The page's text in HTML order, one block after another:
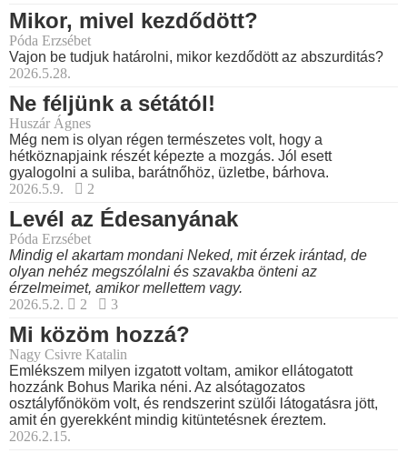
Mikor, mivel kezdődött?
Póda Erzsébet
Vajon be tudjuk határolni, mikor kezdődött az abszurditás?
2026.5.28.
Ne féljünk a sétától!
Huszár Ágnes
Még nem is olyan régen természetes volt, hogy a
hétköznapjaink részét képezte a mozgás. Jól esett
gyalogolni a suliba, barátnőhöz, üzletbe, bárhova.
2026.5.9.
2
Levél az Édesanyának
Póda Erzsébet
Mindig el akartam mondani Neked, mit érzek irántad, de
olyan nehéz megszólalni és szavakba önteni az
érzelmeimet, amikor mellettem vagy.
2026.5.2.
2 3
Mi közöm hozzá?
Nagy Csivre Katalin
Emlékszem milyen izgatott voltam, amikor ellátogatott
hozzánk Bohus Marika néni. Az alsótagozatos
osztályfőnököm volt, és rendszerint szülői látogatásra jött,
amit én gyerekként mindig kitüntetésnek éreztem.
2026.2.15.